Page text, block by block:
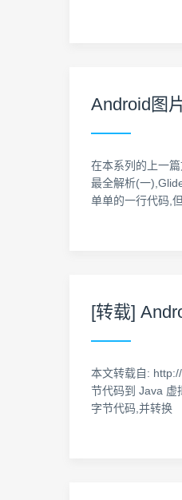
Android图
在本系列的上一
最全解析(一
单单的一行代码,
[转载]
本文转载自:
节代码到 Java 虚
字节代码,并转换